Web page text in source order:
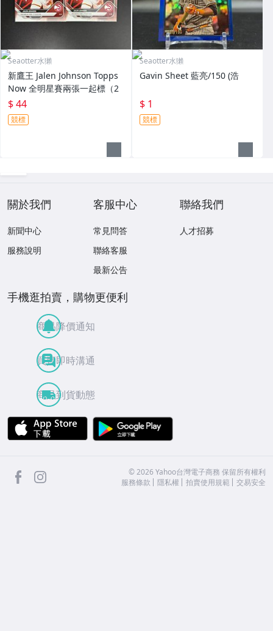
Seaotter水獺
新鷹王 Jalen Johnson Topps
Now 全明星賽兩張一起標（2
$ 44
競標
Seaotter水獺
Gavin Sheet 藍亮/150 (浩
$ 1
競標
關於我們
新聞中心
服務說明
客服中心
常見問答
聯絡客服
最新公告
聯絡我們
人才招募
手機逛拍賣，購物更便利
商品降價通知
買賣即時溝通
商品到貨動態
APP Store
facebook ©2026 Yahoo台灣電子商務 保留所有權利
服務條款
隱私權 拍賣使用規範 交易安全